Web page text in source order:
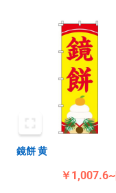
鏡餅 黄
￥1,007.6~